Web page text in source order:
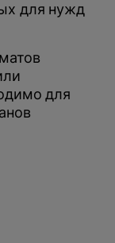
для нужд
для